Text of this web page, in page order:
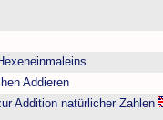
Addieren
Addition natürlicher Zahlen